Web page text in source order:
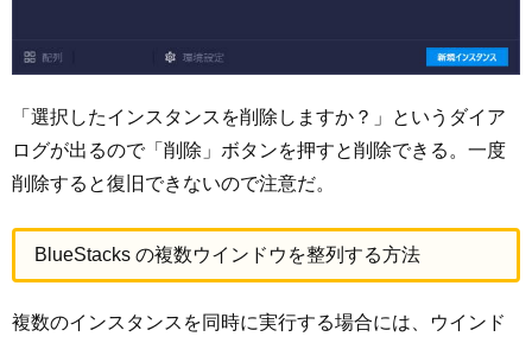
「選択したインスタンスを削除しますか？」というダイア
ログが出るので「削除」ボタンを押すと削除できる。一度
削除すると復旧できないので注意だ。
BlueStacks の複数ウインドウを整列する方法
複数のインスタンスを同時に実行する場合には、ウインド